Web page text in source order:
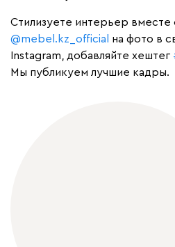
Cтилизуете интерьер
@mebel.kz_official
на фото в
Instagram, добавляйте хештег
Мы публикуем лучшие кадры.